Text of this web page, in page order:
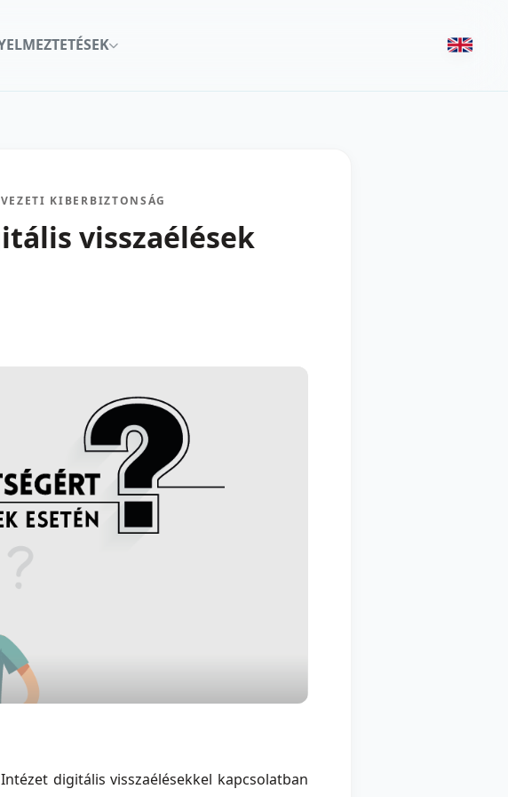
KIBERBIZTONSÁG
visszaélések
digitális visszaélésekkel kapcsolatban